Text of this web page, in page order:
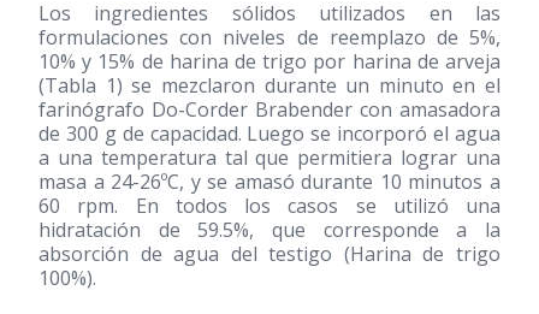
Los ingredientes sólidos utilizados en las
formulaciones con niveles de reemplazo de 5%,
10% y 15% de harina de trigo por harina de arveja
(Tabla 1) se mezclaron durante un minuto en el
farinógrafo Do-Corder Brabender con amasadora
de 300 g de capacidad. Luego se incorporó el agua
a una temperatura tal que permitiera lograr una
masa a 24-26ºC, y se amasó durante 10 minutos a
60 rpm. En todos los casos se utilizó una
hidratación de 59.5%, que corresponde a la
absorción de agua del testigo (Harina de trigo
100%).